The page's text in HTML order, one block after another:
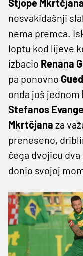
Stjope
nesvakidašnji
nema premca.
loptu kod lijeve
izbacio Renana
pa ponovno
onda još jednom
Stefanos
Mkrtčjana za
preneseno,
čega dvojicu
donio svojoj